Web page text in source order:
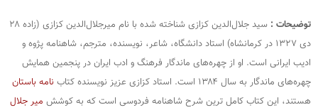
توضیحات :
سید جلال‌الدین کزازی شناخته‌ شده با نام میرجلال‌الدین کزازی (زاده ۲۸
دی ۱۳۲۷ در کرمانشاه) استاد دانشگاه، شاعر، نویسنده، مترجم، شاهنامه‌ پژوه و
ادیب ایرانی است. او از چهره‌های ماندگار فرهنگ و ادب ایران در پنجمین همایش
چهره‌های ماندگار به سال ۱۳۸۴ است. استاد کزازی عزیز نویسنده کتاب
نامه باستان
هستند، این کتاب کامل ترین شرح شاهنامه فردوسی است که به کوشش میر جلال